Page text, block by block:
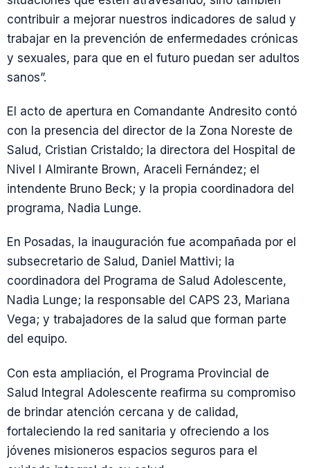
contribuir a mejorar nuestros indicadores de salud y
trabajar en la prevención de enfermedades crónicas
y sexuales, para que en el futuro puedan ser adultos
sanos”.
El acto de apertura en Comandante Andresito contó
con la presencia del director de la Zona Noreste de
Salud, Cristian Cristaldo; la directora del Hospital de
Nivel I Almirante Brown, Araceli Fernández; el
intendente Bruno Beck; y la propia coordinadora del
programa, Nadia Lunge.
En Posadas, la inauguración fue acompañada por el
subsecretario de Salud, Daniel Mattivi; la
coordinadora del Programa de Salud Adolescente,
Nadia Lunge; la responsable del CAPS 23, Mariana
Vega; y trabajadores de la salud que forman parte
del equipo.
Con esta ampliación, el Programa Provincial de
Salud Integral Adolescente reafirma su compromiso
de brindar atención cercana y de calidad,
fortaleciendo la red sanitaria y ofreciendo a los
jóvenes misioneros espacios seguros para el